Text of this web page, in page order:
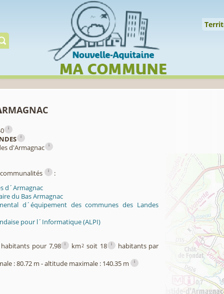
Gérer préserver
i
i
d'Armagnac i
i
:
d´Armagnac
du Bas Armagnac
d´équipement des communes des Landes
pour l´Informatique (ALPI)
pour 7,98 i km2 soit 18 i habitants par
: 80.72 m - altitude maximale : 140.35 m i
Cookies management panel